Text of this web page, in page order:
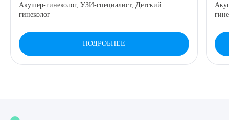
Акушер-гинеколог, УЗИ-специалист, Детский
гинеколог
ПОДРОБНЕЕ